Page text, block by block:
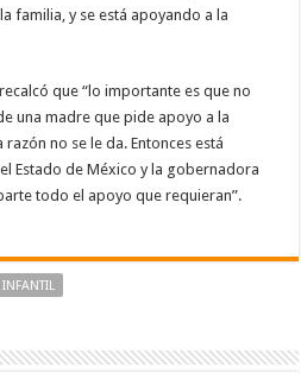
familia, y se está apoyando a la
que “lo importante es que no
una madre que pide apoyo a la
no se le da. Entonces está
Estado de México y la gobernadora
todo el apoyo que requieran”.
INFANTIL